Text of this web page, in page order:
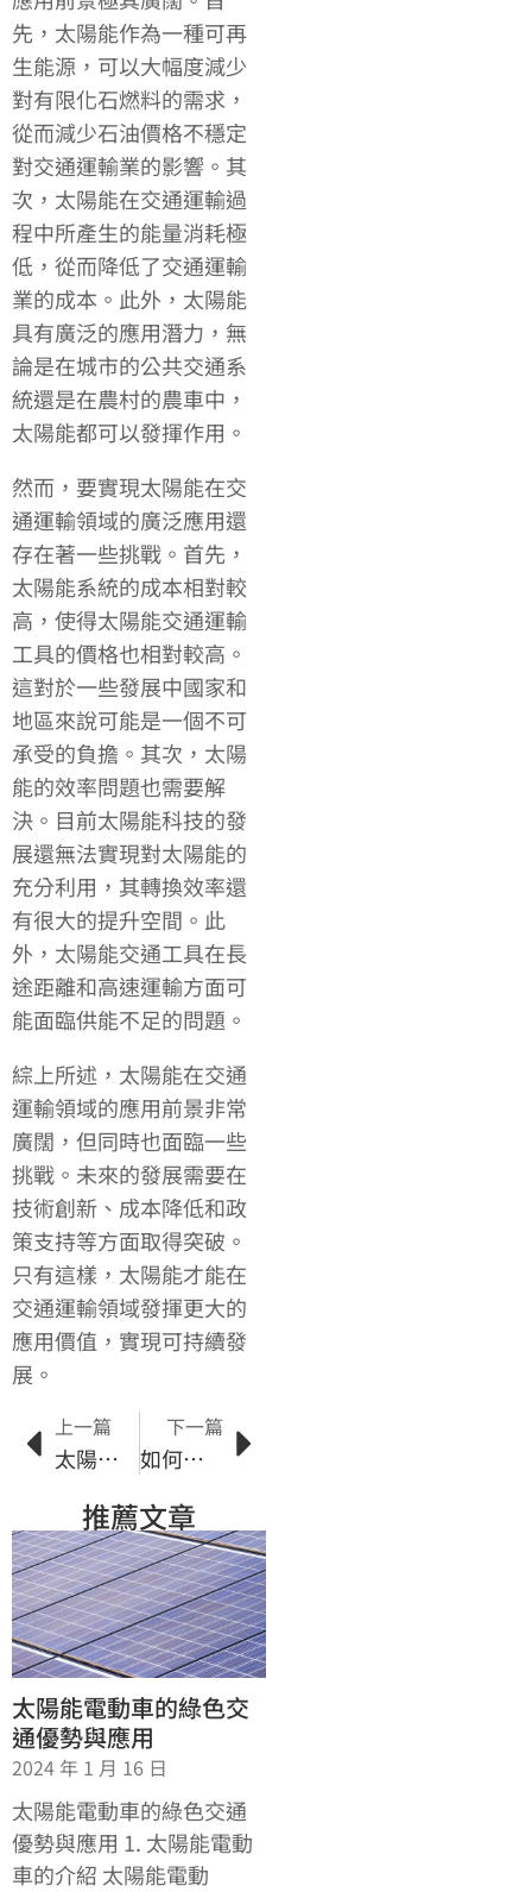
先，太陽能作為一種可再
生能源，可以大幅度減少
對有限化石燃料的需求，
從而減少石油價格不穩定
對交通運輸業的影響。其
次，太陽能在交通運輸過
程中所產生的能量消耗極
低，從而降低了交通運輸
業的成本。此外，太陽能
具有廣泛的應用潛力，無
論是在城市的公共交通系
統還是在農村的農車中，
太陽能都可以發揮作用。
然而，要實現太陽能在交
通運輸領域的廣泛應用還
存在著一些挑戰。首先，
太陽能系統的成本相對較
高，使得太陽能交通運輸
工具的價格也相對較高。
這對於一些發展中國家和
地區來說可能是一個不可
承受的負擔。其次，太陽
能的效率問題也需要解
決。目前太陽能科技的發
展還無法實現對太陽能的
充分利用，其轉換效率還
有很大的提升空間。此
外，太陽能交通工具在長
途距離和高速運輸方面可
能面臨供能不足的問題。
綜上所述，太陽能在交通
運輸領域的應用前景非常
廣闊，但同時也面臨一些
挑戰。未來的發展需要在
技術創新、成本降低和政
策支持等方面取得突破。
只有這樣，太陽能才能在
交通運輸領域發揮更大的
應用價值，實現可持續發
展。
上一篇
太陽能研究的影響力：改變世界能源消費模式的力量
下一篇
如何透過太陽能市場減少能源消耗與環境污染
推薦文章
太陽能電動車的綠色交
通優勢與應用
2024 年 1 月 16 日
太陽能電動車的綠色交通
優勢與應用 1. 太陽能電動
車的介紹 太陽能電動